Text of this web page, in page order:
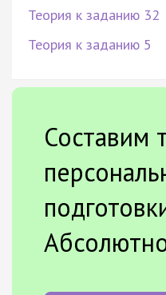
Теория к заданию 32
Теория к заданию 5
Составим